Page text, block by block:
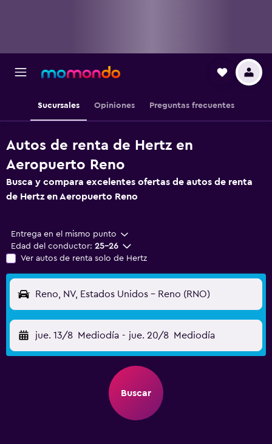
Sucursales Opiniones Preguntas frecuentes
Autos de renta de Hertz en
Aeropuerto Reno
Busca y compara excelentes ofertas de autos de renta
de Hertz en Aeropuerto Reno
Entrega en el mismo punto
Edad del conductor: 25-26
Ver autos de renta solo de Hertz
Reno, NV, Estados Unidos - Reno (RNO)
jue. 13/8 Mediodía - jue. 20/8 Mediodía
Buscar